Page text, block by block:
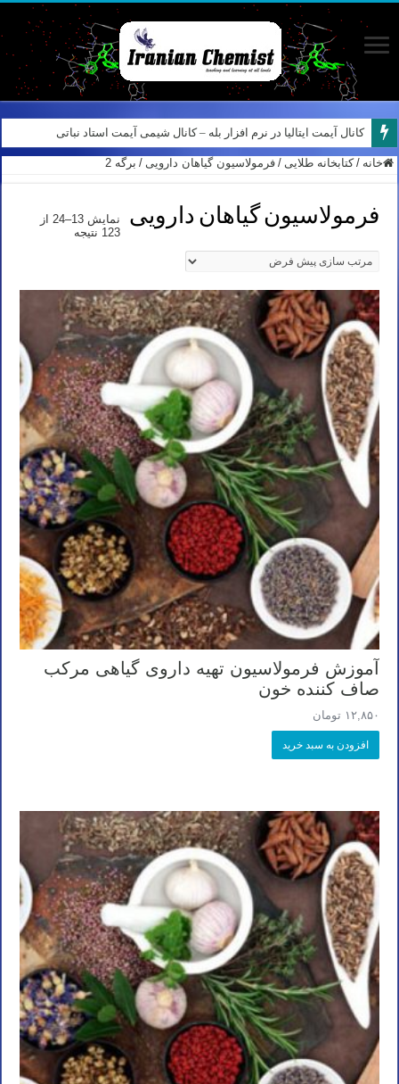
کانال آیمت ایتالیا در نرم افزار بله – کانال شیمی آیمت استاد نباتی
نمونه سوالات آیمت ایتالیا – استدلال و منطق – تفکر نقادانه – Logical reasoning – پارت ۷
خانه / کتابخانه طلایی / فرمولاسیون گیاهان دارویی / برگه 2
فرمولاسیون گیاهان دارویی
نمایش 13–24 از
123 نتیجه
آموزش فرمولاسیون تهیه داروی گیاهی مرکب
صاف کننده خون
۱۲,۸۵۰ تومان
افزودن به سبد خرید